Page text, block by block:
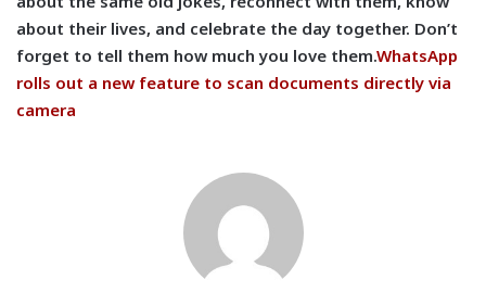
about their lives, and celebrate the day together. Don’t
forget to tell them how much you love them.WhatsApp
rolls out a new feature to scan documents directly via
camera